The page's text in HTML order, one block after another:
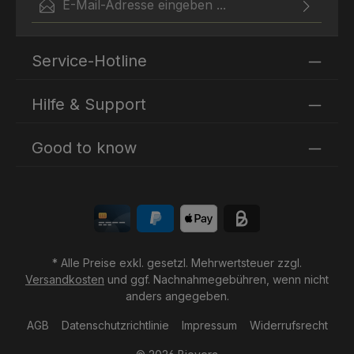
einverstanden.
Pflichtfelder.
Service-Hotline
Hilfe & Support
Good to know
* Alle Preise exkl. gesetzl. Mehrwertsteuer zzgl.
Versandkosten und ggf. Nachnahmegebühren, wenn nicht
anders angegeben.
AGB Datenschutzrichtlinie Impressum Widerrufsrecht